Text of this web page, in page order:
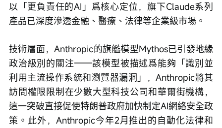
以「更負責任的AI」爲核心定位，旗下Claude系列
產品已深度滲透金融、醫療、法律等企業級市場。
技術層面，Anthropic的旗艦模型Mythos已引發地緣
政治級別的關注——該模型被描述爲能夠「識別並
利用主流操作系統和瀏覽器漏洞」，Anthropic將其
訪問權限限制在少數大型科技公司和華爾街機構，
這一突破直接促使特朗普政府加快制定AI網絡安全政
策。此外，Anthropic今年2月推出的自動化法律和